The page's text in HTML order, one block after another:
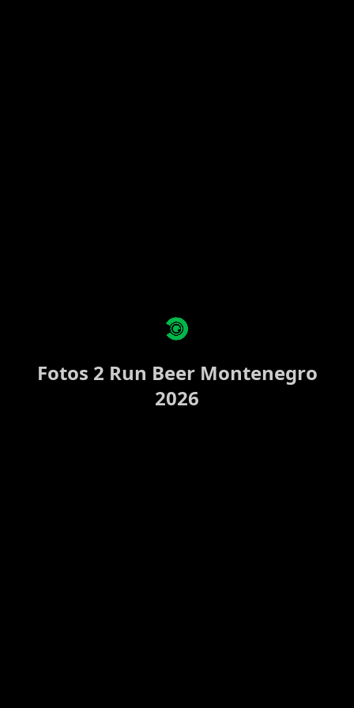
Fotos 2 Run Beer Montenegro
2026